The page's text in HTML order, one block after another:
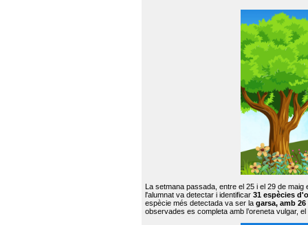
La setmana passada, entre el 25 i el 29 de
l'alumnat va detectar i identificar 31 espècies
espècie més detectada va ser la garsa, amb
observades es completa amb l’oreneta vulgar,